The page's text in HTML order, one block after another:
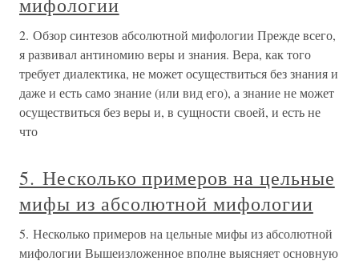
2. Обзор синтезов абсолютной мифологии Прежде всего,
я развивал антиномию веры и знания. Вера, как того
требует диалектика, не может осуществиться без знания и
даже и есть само знание (или вид его), а знание не может
осуществиться без веры и, в сущности своей, и есть не
что
5. Несколько примеров на цельные
мифы из абсолютной мифологии
5. Несколько примеров на цельные мифы из абсолютной
мифологии Вышеизложенное вполне выясняет основную